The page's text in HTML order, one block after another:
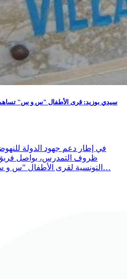
سيدي بوزيد: قرى الأطفال "س و س" تساهم
في إطار دعم جهود الدولة
ظروف التمدرس، يواصل فريق
التونسية لقرى الأطفال "س و س" تنفيذ سلسلة من التدخلات…